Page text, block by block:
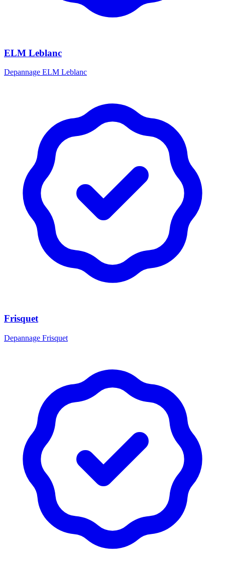
ELM Leblanc
Depannage ELM Leblanc
Frisquet
Depannage Frisquet